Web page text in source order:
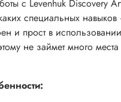
с Levenhuk Discovery
специальных
и прост в
не займет много